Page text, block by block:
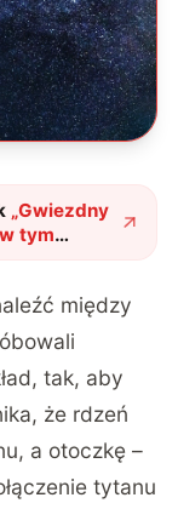
„Gwiezdny
tym
między
tak, aby
że rdzeń
a otoczkę –
tytanu